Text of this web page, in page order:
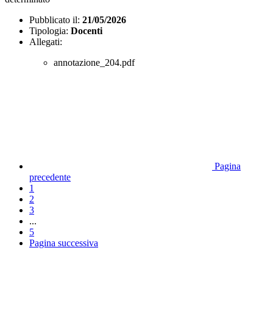
Pubblicato il: 21/05/2026
Tipologia: Docenti
Allegati:
annotazione_204.pdf
Pagina
precedente
1
2
3
...
5
Pagina successiva